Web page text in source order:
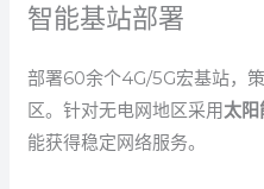
智能基站部署
部署60余个4G/5G宏基站，
区。针对无电网地区采用太
能获得稳定网络服务。